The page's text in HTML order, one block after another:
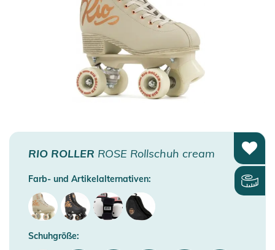
RIO ROLLER ROSE Rollschuh cream
Farb- und Artikelalternativen:
Schuhgröße: